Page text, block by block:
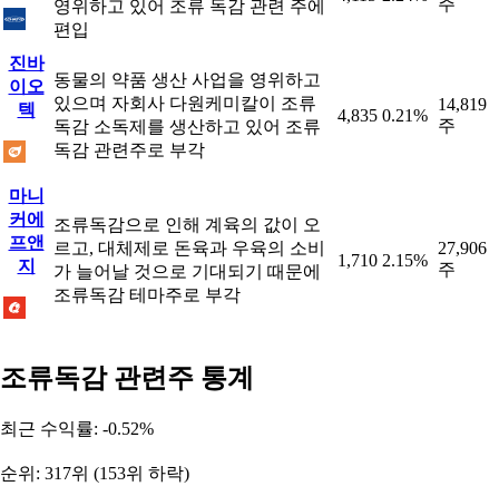
영위하고 있어 조류 독감 관련 주에
편입
주
진바
이오
텍
동물의 약품 생산 사업을 영위하고
있으며 자회사 다원케미칼이 조류
독감 소독제를 생산하고 있어 조류
독감 관련주로 부각
4,835 0.21%
14,819
주
마니
커에
프앤
지
조류독감으로 인해 계육의 값이 오
르고, 대체제로 돈육과 우육의 소비
가 늘어날 것으로 기대되기 때문에
조류독감 테마주로 부각
1,710 2.15%
27,906
주
조류독감 관련주 통계
최근 수익률: -0.52%
순위: 317위 (153위 하락)